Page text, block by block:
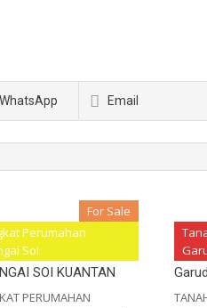
WhatsApp Email
Perumahan
Soi
For Sale
PERUMAHAN
SOI KUANTAN
PERUMAHAN